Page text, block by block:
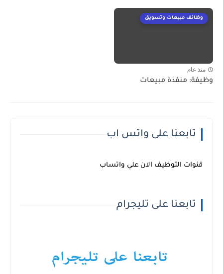
وظائف مبيعات وتسويق
منذ عام
وظيفة: منفذة مبيعات
تابعنا على واتس اب
قنوات التوظيف الان علي واتساب
تابعنا على تليجرام